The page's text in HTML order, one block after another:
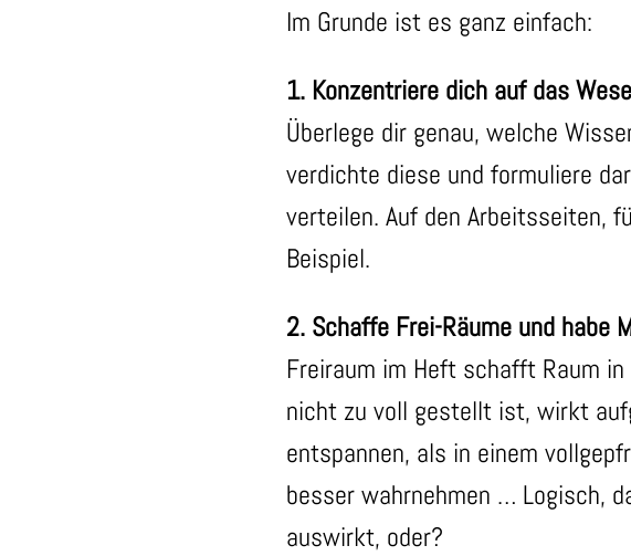
Im Grunde ist es ganz einfach:
1. Konzentriere dich auf das
Überlege dir genau, welche
verdichte diese und formuliere
verteilen. Auf den Arbeitsseiten,
Beispiel.
2. Schaffe Frei-Räume und habe
Freiraum im Heft schafft Raum
nicht zu voll gestellt ist, wirkt
entspannen, als in einem
besser wahrnehmen … Logisch,
auswirkt, oder?